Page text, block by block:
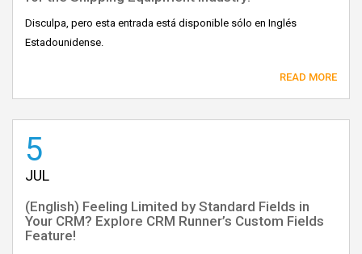
Disculpa, pero esta entrada está disponible sólo en Inglés
Estadounidense.
READ MORE
5
JUL
(English) Feeling Limited by Standard Fields in
Your CRM? Explore CRM Runner’s Custom Fields
Feature!